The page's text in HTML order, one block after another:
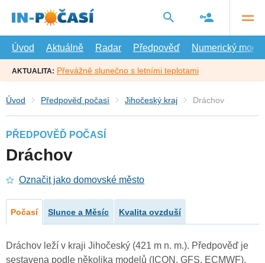
hlavní
Úvod
Aktuálně Radar Předpověď Numerický model
AKTUALITA: Převážně slunečno s letními teplotami
Úvod Předpověď počasí Jihočeský kraj Dráchov
PŘEDPOVĚĎ POČASÍ
Dráchov
Označit jako domovské město
Počasí Slunce a Měsíc Kvalita ovzduší
Dráchov leží v kraji Jihočeský (421 m n. m.). Předpověď je
sestavena podle několika modelů (ICON, GFS, ECMWF).